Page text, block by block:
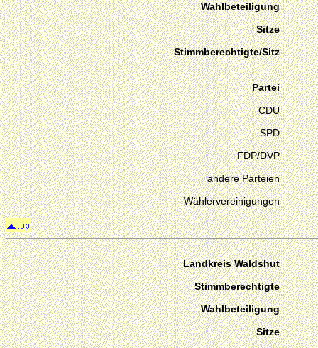
Wahlbeteiligung
Sitze
Stimmberechtigte/Sitz
Partei
CDU
SPD
FDP/DVP
andere Parteien
Wählervereinigungen
Landkreis Waldshut
Stimmberechtigte
Wahlbeteiligung
Sitze